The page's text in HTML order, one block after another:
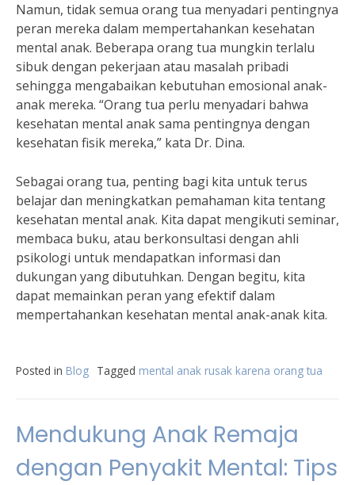
Namun, tidak semua orang tua menyadari pentingnya
peran mereka dalam mempertahankan kesehatan
mental anak. Beberapa orang tua mungkin terlalu
sibuk dengan pekerjaan atau masalah pribadi
sehingga mengabaikan kebutuhan emosional anak-
anak mereka. “Orang tua perlu menyadari bahwa
kesehatan mental anak sama pentingnya dengan
kesehatan fisik mereka,” kata Dr. Dina.
Sebagai orang tua, penting bagi kita untuk terus
belajar dan meningkatkan pemahaman kita tentang
kesehatan mental anak. Kita dapat mengikuti seminar,
membaca buku, atau berkonsultasi dengan ahli
psikologi untuk mendapatkan informasi dan
dukungan yang dibutuhkan. Dengan begitu, kita
dapat memainkan peran yang efektif dalam
mempertahankan kesehatan mental anak-anak kita.
Posted in Blog Tagged mental anak rusak karena orang tua
Mendukung Anak Remaja
dengan Penyakit Mental: Tips